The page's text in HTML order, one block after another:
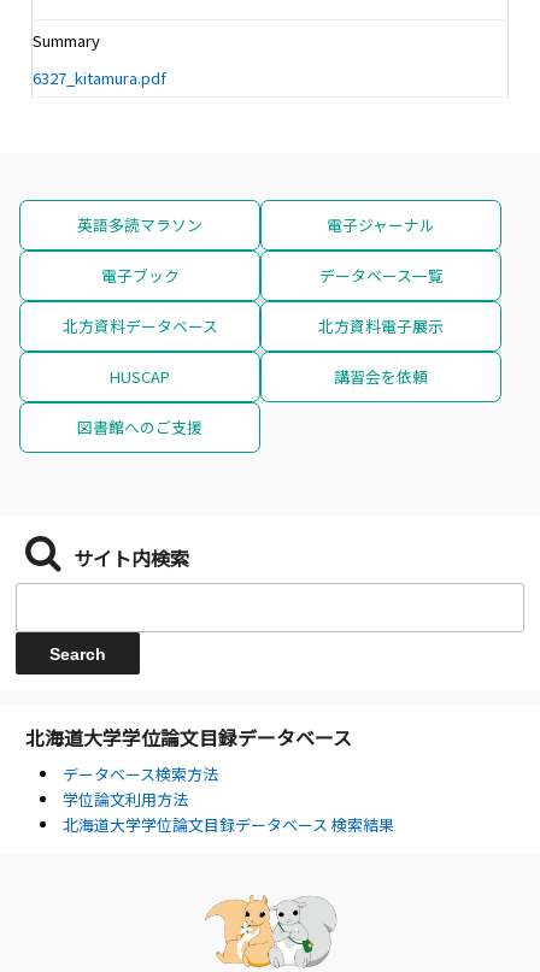
Summary
6327_kitamura.pdf
英語多読マラソン 電子ジャーナル
電子ブック データベース一覧
北方資料データベース 北方資料電子展示
HUSCAP 講習会を依頼
図書館へのご支援
サイト内検索
北海道大学学位論文目録データベース
データベース検索方法
学位論文利用方法
北海道大学学位論文目録データベース 検索結果